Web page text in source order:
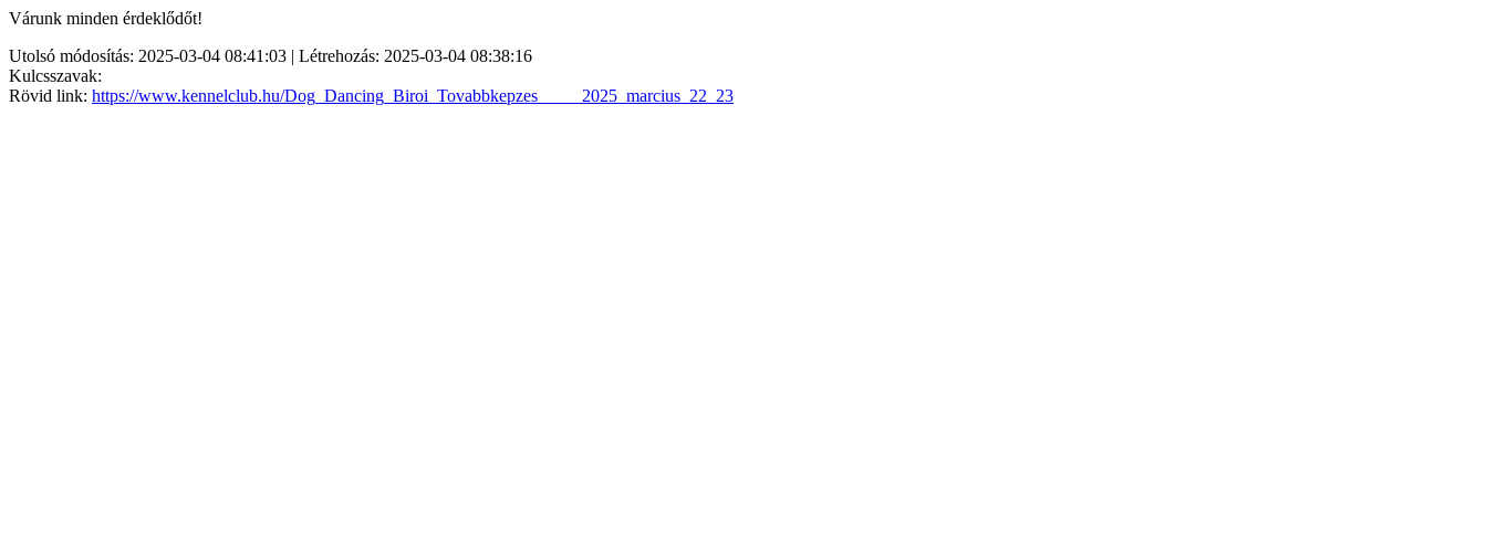
Várunk minden érdeklődőt!
Utolsó módosítás: 2025-03-04 08:41:03 | Létrehozás: 2025-03-04 08:38:16
Kulcsszavak:
Rövid link: https://www.kennelclub.hu/Dog_Dancing_Biroi_Tovabbkepzes_____2025_marcius_22_23